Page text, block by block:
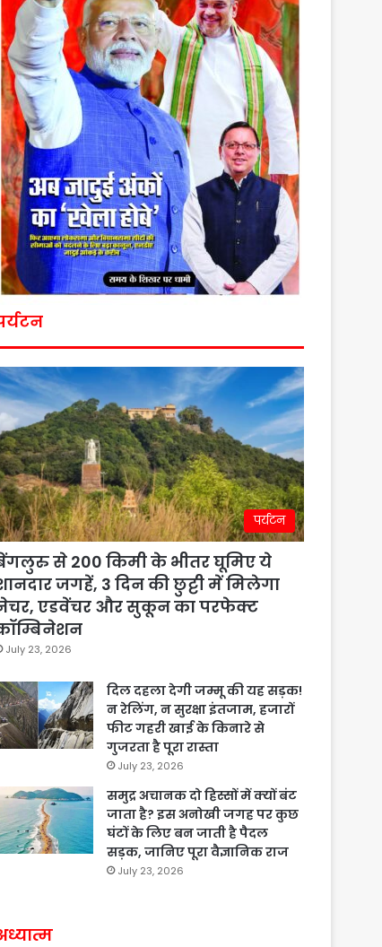
पर्यटन
से 200 किमी के भीतर घूमिए ये
जगहें, 3 दिन की छुट्टी में मिलेगा
एडवेंचर और सुकून का परफेक्ट
July 23, 2026
दिल दहला देगी जम्मू की यह सड़क!
न रेलिंग, न सुरक्षा इंतजाम, हजारों
फीट गहरी खाई के किनारे से
गुजरता है पूरा रास्ता
July 23, 2026
समुद्र अचानक दो हिस्सों में क्यों बंट
जाता है? इस अनोखी जगह पर कुछ
घंटों के लिए बन जाती है पैदल
सड़क, जानिए पूरा वैज्ञानिक राज
July 23, 2026